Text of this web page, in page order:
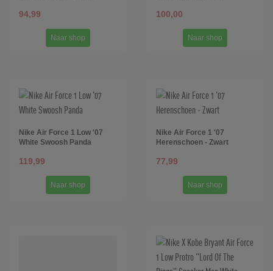
94,99
Naar shop
100,00
Naar shop
Nike Air Force 1 Low '07
White Swoosh Panda
119,99
Naar shop
Nike Air Force 1 '07
Herenschoen - Zwart
77,99
Naar shop